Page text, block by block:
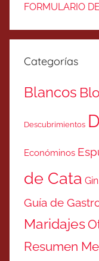
FORMULARIO
Categorías
Blancos
Descubrimientos
Económinos
de Cata
Guía de
Maridajes
Resumen